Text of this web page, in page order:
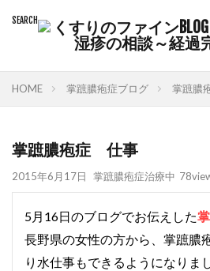
HOME 掌蹠膿疱症ブログ 掌蹠膿
掌蹠膿疱症 仕事
2015年6月17日 掌蹠膿疱症治療中
5月16日のブログでお伝えした
長野県の女性の方から、掌蹠膿
り水仕事もできるようになりま